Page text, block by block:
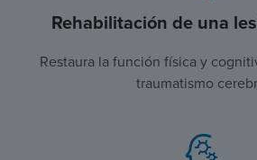
Rehabilitación de una
Restaura la función física y
traumatismo